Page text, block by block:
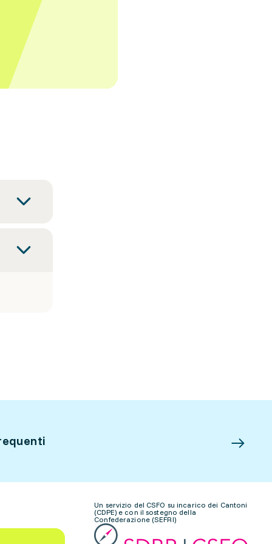
Un servizio del CSFO su incarico dei Cantoni
(CDPE) e con il sostegno della
Confederazione (SEFRI)